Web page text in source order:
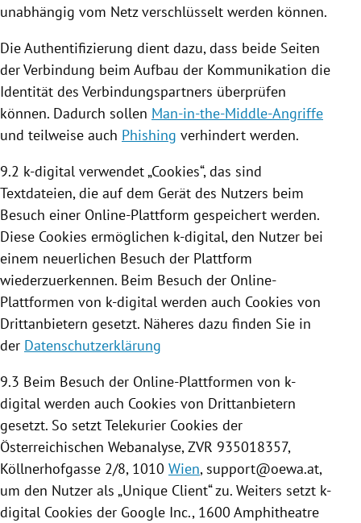
unabhängig vom Netz verschlüsselt werden können.
Die Authentifizierung dient dazu, dass beide Seiten
der Verbindung beim Aufbau der Kommunikation die
Identität des Verbindungspartners überprüfen
können. Dadurch sollen Man-in-the-Middle-Angriffe
und teilweise auch Phishing verhindert werden.
9.2 k-digital verwendet „Cookies“, das sind
Textdateien, die auf dem Gerät des Nutzers beim
Besuch einer Online-Plattform gespeichert werden.
Diese Cookies ermöglichen k-digital, den Nutzer bei
einem neuerlichen Besuch der Plattform
wiederzuerkennen. Beim Besuch der Online-
Plattformen von k-digital werden auch Cookies von
Drittanbietern gesetzt. Näheres dazu finden Sie in
der Datenschutzerklärung
9.3 Beim Besuch der Online-Plattformen von k-
digital werden auch Cookies von Drittanbietern
gesetzt. So setzt Telekurier Cookies der
Österreichischen Webanalyse, ZVR 935018357,
Köllnerhofgasse 2/8, 1010 Wien, support@oewa.at,
um den Nutzer als „Unique Client“ zu. Weiters setzt k-
digital Cookies der Google Inc., 1600 Amphitheatre